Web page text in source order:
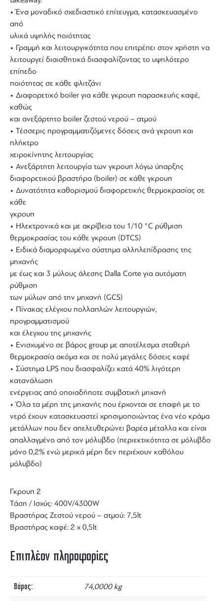
• Ένα μοναδικό σχεδιαστικό επίτευγμα, κατασκευασμένο
από
υλικά υψηλής ποιότητας
• Γραμμή και λειτουργικότητα που επιτρέπει στον χρήστη να
λειτουργεί διαισθητικά διασφαλίζοντας το υψηλότερο
επίπεδο
ποιότητας σε κάθε φλιτζάνι
• Διαφορετικό boiler για κάθε γκρουπ παρασκευής καφέ,
καθώς
και ανεξάρτητο boiler ζεστού νερού – ατμού
• Τέσσερις προγραμματιζόμενες δόσεις ανά γκρουπ και
πλήκτρο
χειροκίνητης λειτουργίας
• Ανεξάρτητη λειτουργία των γκρουπ λόγω ύπαρξης
διαφορετικού βραστήρα (boiler) σε κάθε γκρουπ
• Δυνατότητα καθορισμού διαφορετικής θερμοκρασίας σε
κάθε
γκρουπ
• Ηλεκτρονικά και με ακρίβεια του 1/10 °C ρύθμιση
θερμοκρασίας του κάθε γκρουπ (DTCS)
• Ειδικά διαμορφωμένο σύστημα αλληλεπίδρασης της
μηχανής
με έως και 3 μύλους άλεσης Dalla Corte για αυτόματη
ρύθμιση
των μύλων από την μηχανή (GCS)
• Πίνακας ελέγχου πολλαπλών λειτουργιών,
προγραμματισμού
και έλεγχου της μηχανής
• Ενισχυμένο σε βάρος group με αποτέλεσμα σταθερή
θερμοκρασία ακόμα και σε πολύ μεγάλες δόσεις καφέ
• Σύστημα LPS που διασφαλίζει κατά 40% λιγότερη
κατανάλωση
ενέργειας από οποιαδήποτε συμβατική μηχανή
• Όλα τα μέρη της μηχανής που έρχονται σε επαφή με το
νερό έχουν κατασκευαστεί χρησιμοποιώντας ένα νέο κράμα
μετάλλων που δεν απελευθερώνει βαρέα μέταλλα και είναι
απαλλαγμένο από τον μόλυβδο (περιεκτικότητα σε μόλυβδο
μόνο 0,2% ενώ μερικά μέρη δεν περιέχουν καθόλου
μόλυβδο)
Γκρουπ 2
Τάση / Ισχύς: 400V/4300W
Βραστήρας Ζεστού νερού – ατμού: 7,5lt
Βραστήρας καφέ: 2 x 0,5lt
Επιπλέον πληροφορίες
Βάρος 74,0000 kg